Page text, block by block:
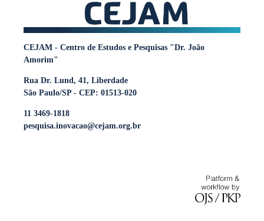
CEJAM - Centro de Estudos e Pesquisas "Dr. João
Amorim"
Rua Dr. Lund, 41, Liberdade
São Paulo/SP - CEP: 01513-020
11 3469-1818
pesquisa.inovacao@cejam.org.br